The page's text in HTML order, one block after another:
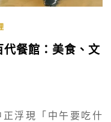
餐館：美食、文
浮現「中午要吃什